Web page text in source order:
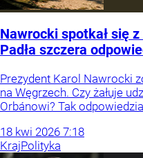
Nawrocki spotkał się
Padła szczera
Prezydent Karol Nawrocki
na Węgrzech. Czy żałuje
Orbánowi? Tak
18 kwi 2026 7:18
KrajPolityka